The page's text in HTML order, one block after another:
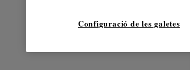
Configuració de les galetes